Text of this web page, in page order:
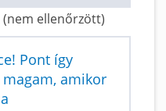
ellenőrzött)
Pont így
amikor